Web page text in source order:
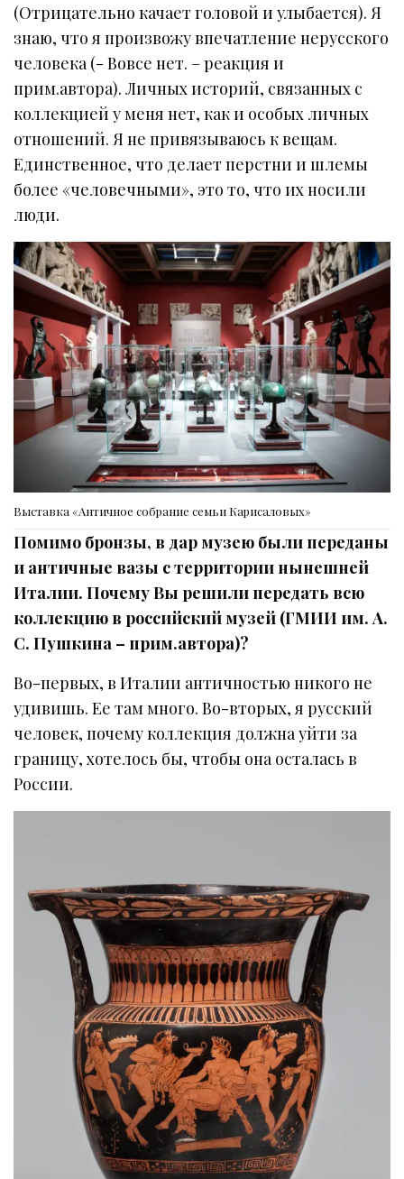
(Отрицательно качает головой и улыбается). Я
знаю, что я произвожу впечатление нерусского
человека (- Вовсе нет. – реакция и
прим.автора). Личных историй, связанных с
коллекцией у меня нет, как и особых личных
отношений. Я не привязываюсь к вещам.
Единственное, что делает перстни и шлемы
более «человечными», это то, что их носили
люди.
Выставка «Античное собрание семьи Карисаловых»
Помимо бронзы, в дар музею были переданы
и античные вазы с территории нынешней
Италии. Почему Вы решили передать всю
коллекцию в российский музей (ГМИИ им. А.
С. Пушкина – прим.автора)?
Во-первых, в Италии античностью никого не
удивишь. Ее там много. Во-вторых, я русский
человек, почему коллекция должна уйти за
границу, хотелось бы, чтобы она осталась в
России.